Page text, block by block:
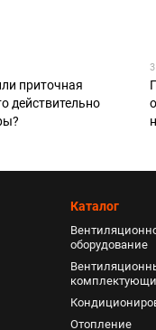
приточная
действительно
Каталог
оборудование
Отопление